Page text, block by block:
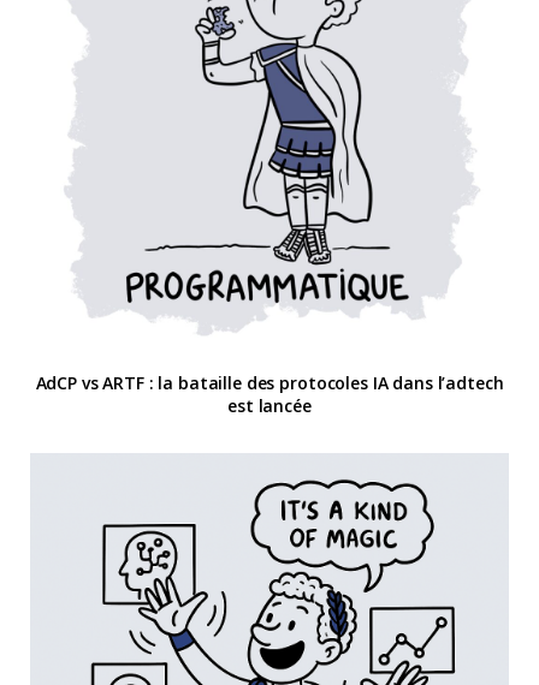
AdCP vs ARTF : la bataille des protocoles IA dans l’adtech
est lancée